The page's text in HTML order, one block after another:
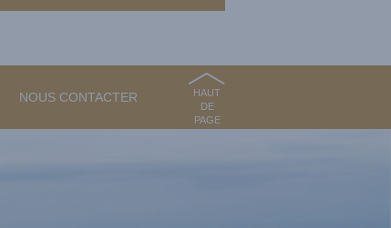
NOUS CONTACTER
HAUT
DE
PAGE